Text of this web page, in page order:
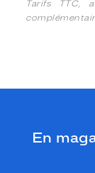
Tarifs TTC,
En